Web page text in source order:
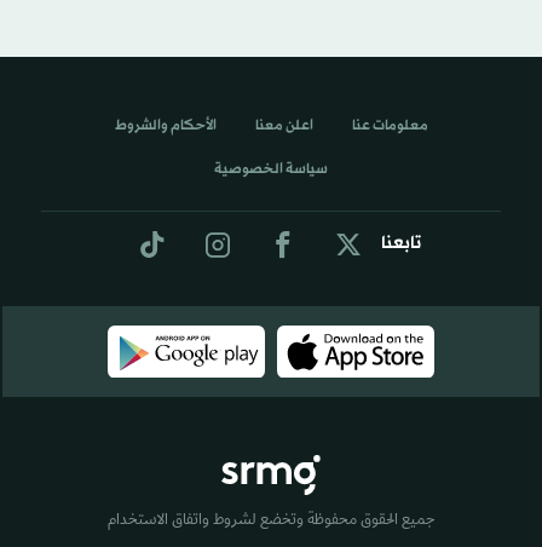
تابعنا
معلومات عنا اعلن معنا الأحكام والشروط
سياسة الخصوصية
جميع الحقوق محفوظة وتخضع لشروط واتفاق الاستخدام